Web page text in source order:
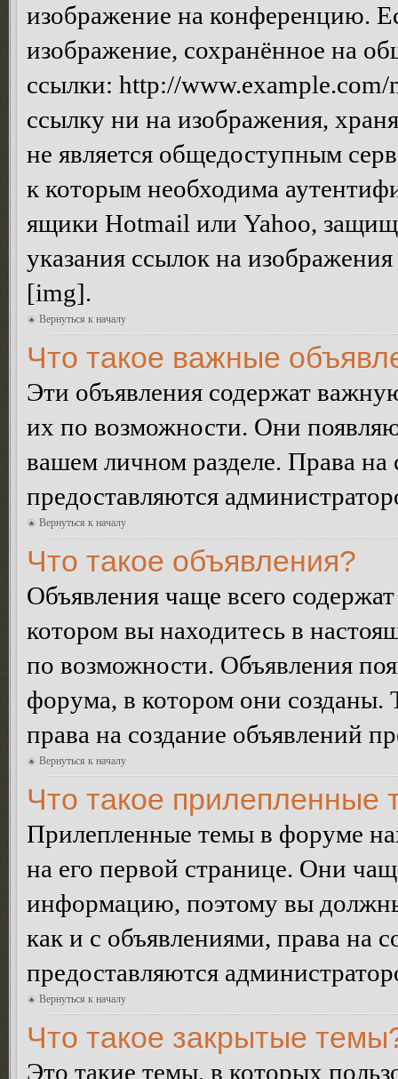
изображение на конференцию.
изображение, сохранённое на
ссылки: http://
ссылку ни на изображения,
не является общедоступным
к которым необходима
ящики Hotmail или Yahoo,
указания ссылок на
[img].
Вернуться к началу
Что такое важные
Эти объявления содержат
их по возможности. Они
вашем личном разделе. Права
предоставляются
Вернуться к началу
Что такое объявления?
Объявления чаще всего
котором вы находитесь в
по возможности. Объявления
форума, в котором они
права на создание объявлений
Вернуться к началу
Что такое прилепленные
Прилепленные темы в форуме
на его первой странице. Они
информацию, поэтому вы
как и с объявлениями, права на
предоставляются
Вернуться к началу
Что такое закрытые
Это такие темы, в которых